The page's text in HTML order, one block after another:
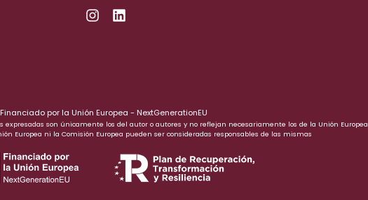
Financiado por la Unión Europea - NextGenerationEU
expresadas son únicamente los del autor o autores y no reflejan necesariamente los de la Unión Europea
Europea ni la Comisión Europea pueden ser consideradas responsables de las mismas